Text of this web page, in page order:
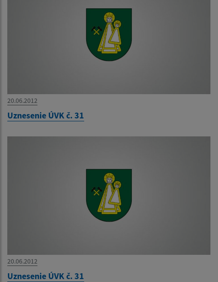
20.06.2012
Uznesenie ÚVK č. 31
20.06.2012
Uznesenie ÚVK č. 31